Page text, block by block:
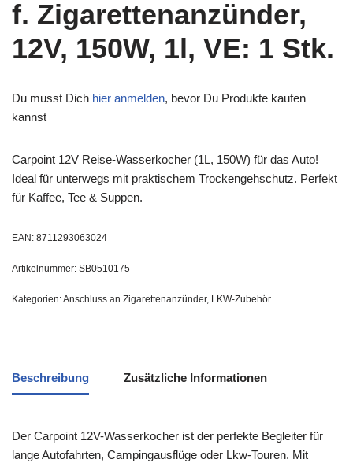
f. Zigarettenanzünder,
12V, 150W, 1l, VE: 1 Stk.
Du musst Dich hier anmelden, bevor Du Produkte kaufen
kannst
Carpoint 12V Reise-Wasserkocher (1L, 150W) für das Auto!
Ideal für unterwegs mit praktischem Trockengehschutz. Perfekt
für Kaffee, Tee & Suppen.
EAN: 8711293063024
Artikelnummer: SB0510175
Kategorien:Anschluss an Zigarettenanzünder, LKW-Zubehör
Beschreibung Zusätzliche Informationen
Der Carpoint 12V-Wasserkocher ist der perfekte Begleiter für
lange Autofahrten, Campingausflüge oder Lkw-Touren. Mit